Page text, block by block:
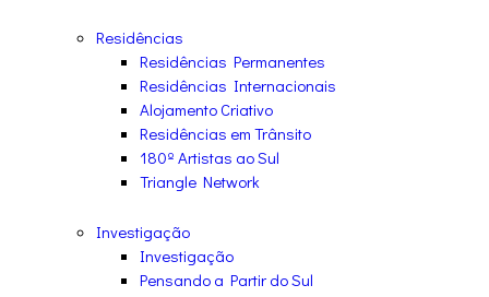
Residências
Residências Permanentes
Residências Internacionais
Alojamento Criativo
Residências em Trânsito
180º Artistas ao Sul
Triangle Network
Investigação
Investigação
Pensando a Partir do Sul